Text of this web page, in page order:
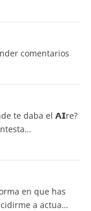
comentarios
te daba el 𝗔𝗜re?
en que has
a actua…